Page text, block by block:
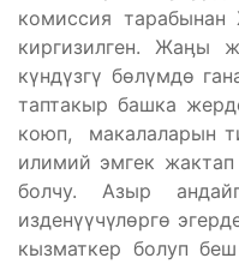
комиссия тарабынан
киргизилген. Жаӊы
күндүзгү бөлүмдө
таптакыр башка
коюп, макалаларын
илимий эмгек
болчу. Азыр
изденүүчүлөргө
кызматкер болуп